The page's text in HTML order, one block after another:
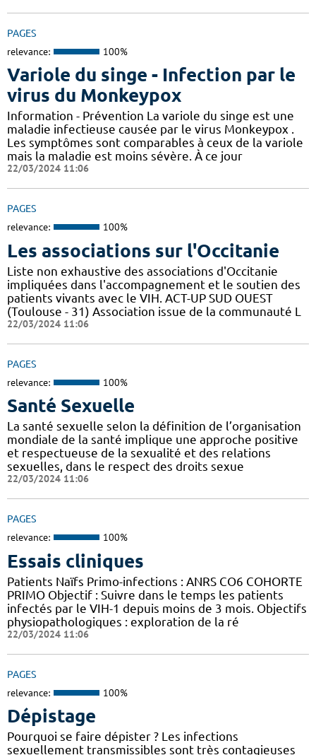
PAGES
relevance: 100%
Variole du singe - Infection par le
virus du Monkeypox
Information - Prévention La variole du singe est une
maladie infectieuse causée par le virus Monkeypox .
Les symptômes sont comparables à ceux de la variole
mais la maladie est moins sévère. À ce jour
22/03/2024 11:06
PAGES
relevance: 100%
Les associations sur l'Occitanie
Liste non exhaustive des associations d'Occitanie
impliquées dans l'accompagnement et le soutien des
patients vivants avec le VIH. ACT-UP SUD OUEST
(Toulouse - 31) Association issue de la communauté L
22/03/2024 11:06
PAGES
relevance: 100%
Santé Sexuelle
La santé sexuelle selon la définition de l’organisation
mondiale de la santé implique une approche positive
et respectueuse de la sexualité et des relations
sexuelles, dans le respect des droits sexue
22/03/2024 11:06
PAGES
relevance: 100%
Essais cliniques
Patients Naïfs Primo-infections : ANRS CO6 COHORTE
PRIMO Objectif : Suivre dans le temps les patients
infectés par le VIH-1 depuis moins de 3 mois. Objectifs
physiopathologiques : exploration de la ré
22/03/2024 11:06
PAGES
relevance: 100%
Dépistage
Pourquoi se faire dépister ? Les infections
sexuellement transmissibles sont très contagieuses